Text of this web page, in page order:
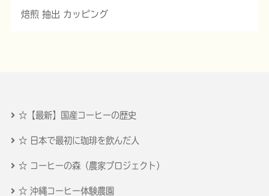
焙煎 抽出 カッピング
☆【最新】国産コーヒーの歴史
☆ 日本で最初に珈琲を飲んだ人
☆ コーヒーの森（農家プロジェクト）
☆ 沖縄コーヒー体験農園